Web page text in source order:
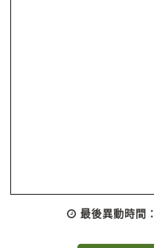
最後異動時間：